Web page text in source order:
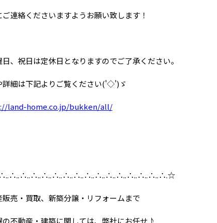
連絡くださいますようお願い致します！
、祝日は定休日となりますのでご了承ください。
詳細は下記よりご覧ください('◇')ゞ
land-home.co.jp/bukken/all/
販売・買取、新築分譲・リフォームまで
の不動産・建築に関しては、弊社にお任せ♪